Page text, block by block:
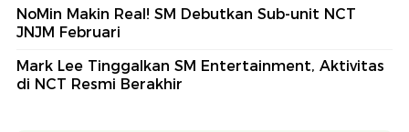
NoMin Makin Real! SM Debutkan Sub-unit NCT
JNJM Februari
Mark Lee Tinggalkan SM Entertainment, Aktivitas
di NCT Resmi Berakhir